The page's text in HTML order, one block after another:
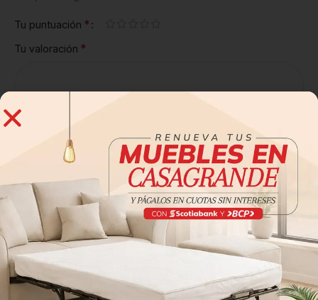
Tu puntuación *
Tu valoración *
Nombre*
Correo electrónico*